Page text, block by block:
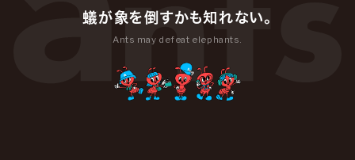
蟻が象を倒すかも知れない。
Ants may defeat elephants.